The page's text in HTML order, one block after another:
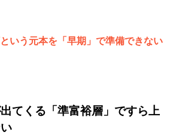
いう元本を「早期」で準備できない
てくる「準富裕層」ですら上